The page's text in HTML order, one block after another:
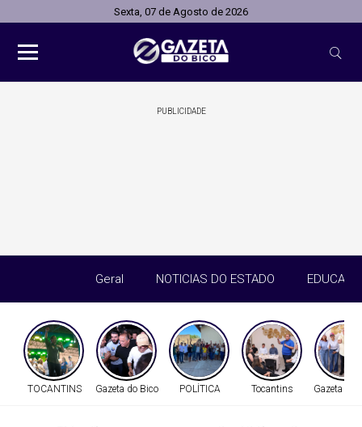
Sexta, 07 de Agosto de 2026
PUBLICIDADE
Geral NOTICIAS DO ESTADO
TOCANTINS Gazeta do Bico POLÍTICA Tocantins Gazeta do